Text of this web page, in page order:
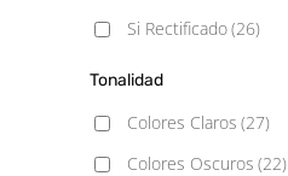
30x90
(5)
Si Rectificado(26)
Tonalidad
Colores Claros (27)
Colores Oscuros (22)